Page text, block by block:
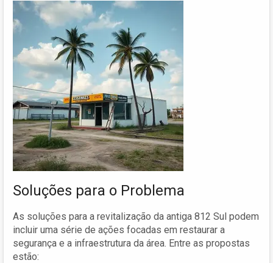
Soluções para o Problema
As soluções para a revitalização da antiga 812 Sul podem
incluir uma série de ações focadas em restaurar a
segurança e a infraestrutura da área. Entre as propostas
estão: